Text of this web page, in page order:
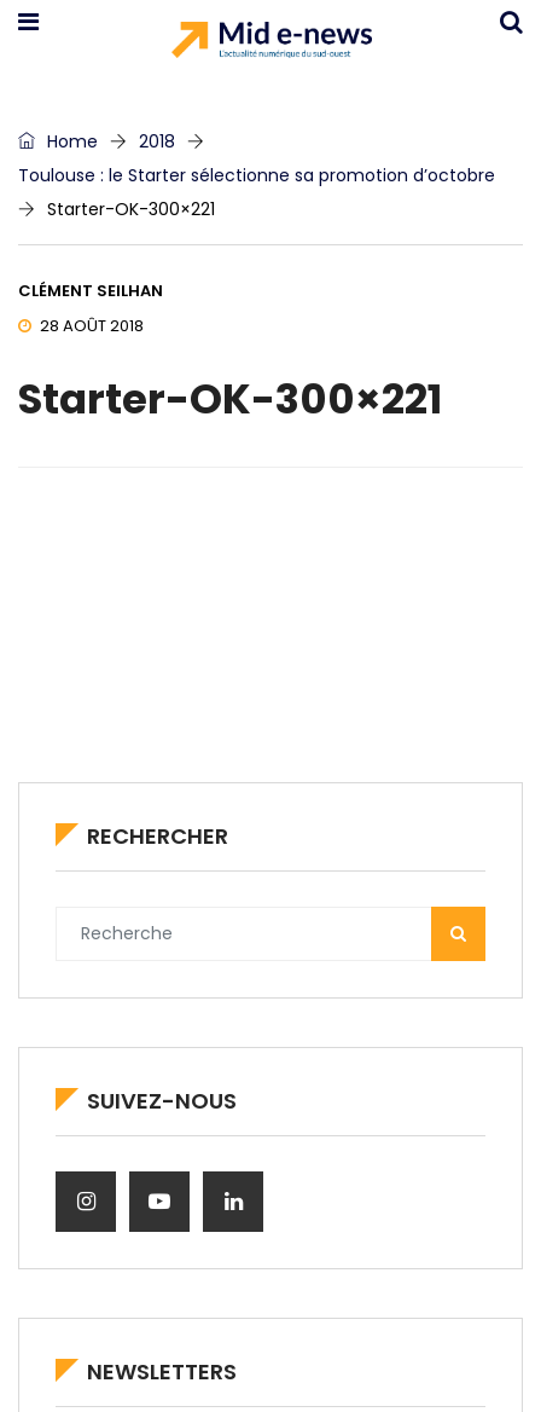
Home
2018
Toulouse : le Starter sélectionne sa promotion d’octobre
Starter-OK-300×221
CLÉMENT SEILHAN
28 AOÛT 2018
Starter-OK-300×221
RECHERCHER
SUIVEZ-NOUS
NEWSLETTERS